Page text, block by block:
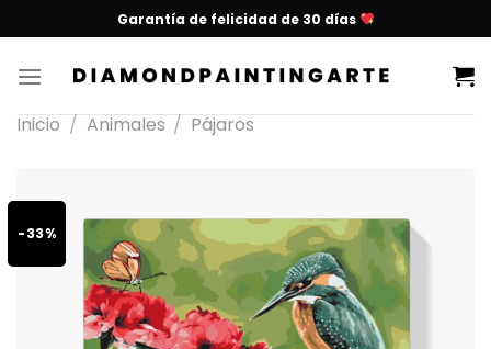
Garantía de felicidad de 30 días
Inicio / Animales / Pájaros
-33%